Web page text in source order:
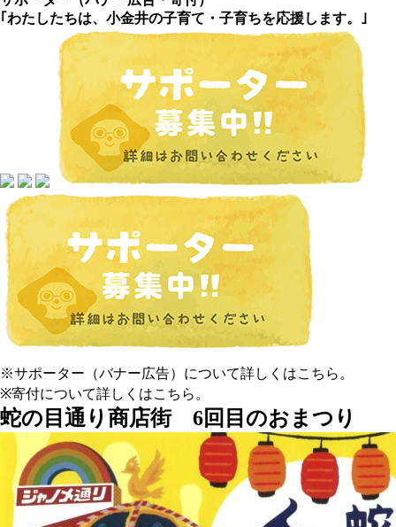
｢わたしたちは、小金井の子育て・子育ちを応援します。｣
※サポーター（バナー広告）について詳しくはこちら 。
※寄付について詳しくはこちら 。
蛇の目通り商店街 6回目のおまつり